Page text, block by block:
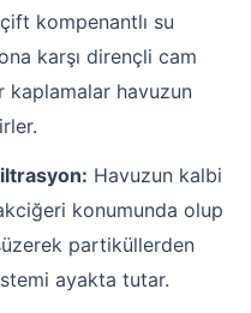
çift kompenantlı su
karşı dirençli cam
kaplamalar havuzun
Havuzun kalbi
konumunda olup
partiküllerden
ayakta tutar.